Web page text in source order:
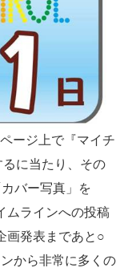
ージ上で『マイチ
に当たり、その
バー写真」を
ムラインへの投稿
画発表まであと○
から非常に多くの